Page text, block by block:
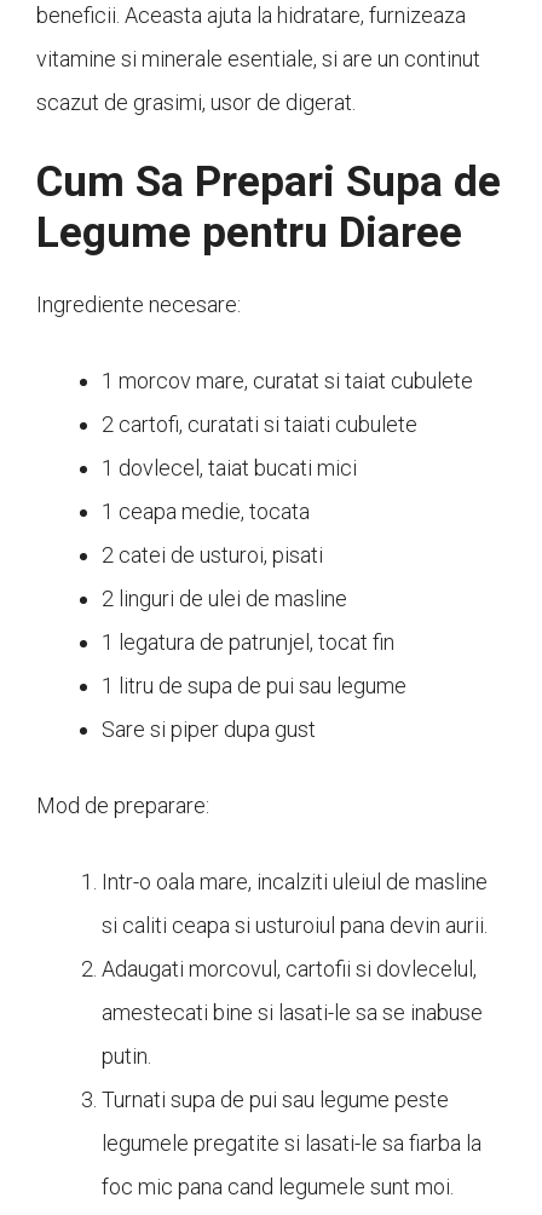
beneficii. Aceasta ajuta la hidratare, furnizeaza
vitamine si minerale esentiale, si are un continut
scazut de grasimi, usor de digerat.
Cum Sa Prepari Supa de
Legume pentru Diaree
Ingrediente necesare:
1 morcov mare, curatat si taiat cubulete
2 cartofi, curatati si taiati cubulete
1 dovlecel, taiat bucati mici
1 ceapa medie, tocata
2 catei de usturoi, pisati
2 linguri de ulei de masline
1 legatura de patrunjel, tocat fin
1 litru de supa de pui sau legume
Sare si piper dupa gust
Mod de preparare:
Intr-o oala mare, incalziti uleiul de masline
si caliti ceapa si usturoiul pana devin aurii.
Adaugati morcovul, cartofii si dovlecelul,
amestecati bine si lasati-le sa se inabuse
putin.
Turnati supa de pui sau legume peste
legumele pregatite si lasati-le sa fiarba la
foc mic pana cand legumele sunt moi.